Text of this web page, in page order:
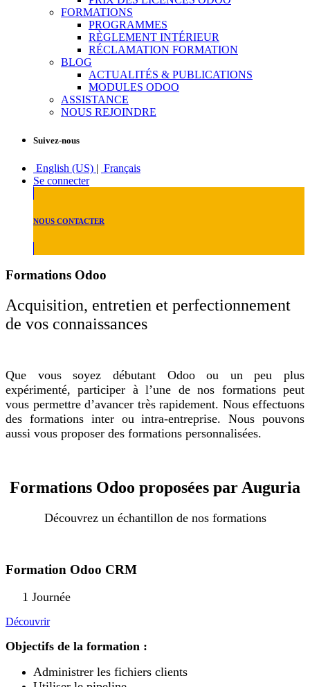
FORMATIONS
PROGRAMMES
RÈGLEMENT INTÉRIEUR
RÉCLAMATION FORMATION
BLOG
ACTUALITÉS & PUBLICATIONS
MODULES ODOO
ASSISTANCE
NOUS REJOINDRE
Suivez-nous
English (US) | Français
Se connecter
NOUS CONTACTER
Formations Odoo
Acquisition, entretien et perfectionnement
de vos connaissances
Que vous soyez débutant Odoo ou un peu plus
expérimenté, participer à l’une de nos formations peut
vous permettre d’avancer très rapidement. Nous effectuons
des formations inter ou intra-entreprise. Nous pouvons
aussi vous proposer des formations personnalisées.
Formations Odoo proposées par Auguria
Découvrez un échantillon de nos formations
Formation Odoo CRM
1 Journée
Découvrir
Objectifs de la formation :
Administrer les fichiers clients